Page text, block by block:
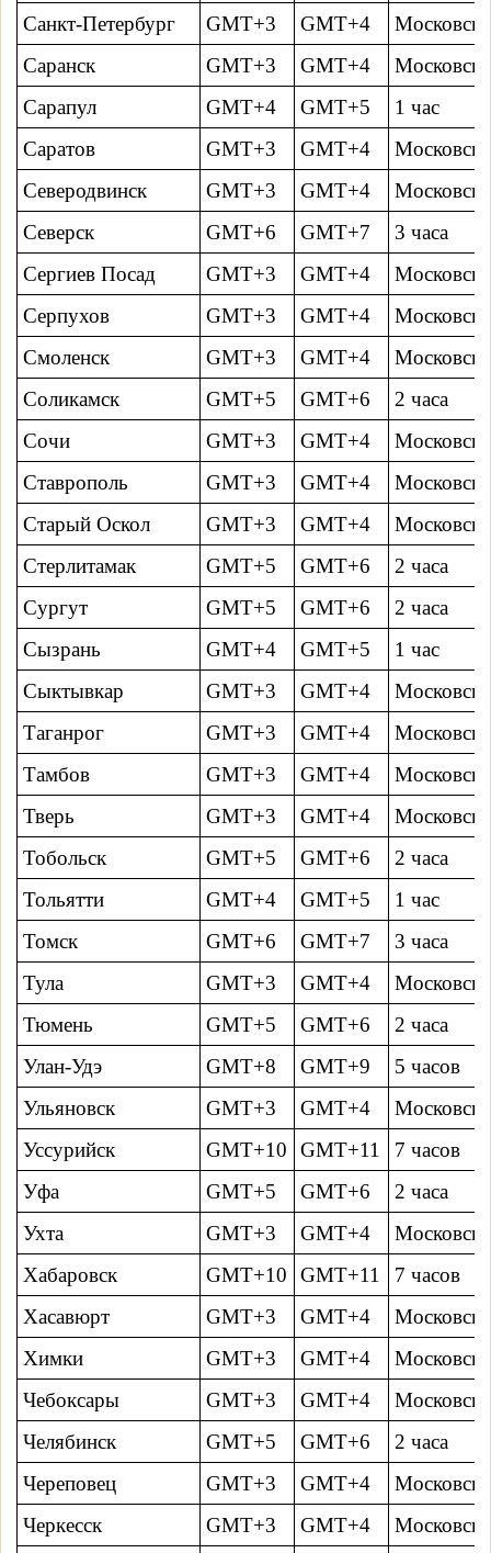
Санкт-Петербург GMT+3 GMT+4
Саранск
GMT+3 GMT+4
Сарапул
GMT+4 GMT+5
1 час
Саратов
GMT+3 GMT+4
Северодвинск
GMT+3 GMT+4
Северск
GMT+6 GMT+7
3 часa
Сергиев Посад
GMT+3 GMT+4
Серпухов
GMT+3 GMT+4
Смоленск
GMT+3 GMT+4
Соликамск
GMT+5 GMT+6
2 часa
Сочи
GMT+3 GMT+4
Ставрополь
GMT+3 GMT+4
Старый Оскол
GMT+3 GMT+4
Стерлитамак
GMT+5 GMT+6
2 часa
Сургут
GMT+5 GMT+6
2 часa
Сызрань
GMT+4 GMT+5
1 час
Сыктывкар
GMT+3 GMT+4
Таганрог
GMT+3 GMT+4
Тамбов
GMT+3 GMT+4
Тверь
GMT+3 GMT+4
Тобольск
GMT+5 GMT+6
2 часa
Тольятти
GMT+4 GMT+5
1 час
Томск
GMT+6 GMT+7
3 часa
Тула
GMT+3 GMT+4
Тюмень
GMT+5 GMT+6
2 часa
Улан-Удэ
GMT+8 GMT+9
5 часов
Ульяновск
GMT+3 GMT+4
Уссурийск
GMT+10 GMT+11
7 часов
Уфа
GMT+5 GMT+6
2 часa
Ухта
GMT+3 GMT+4
Хабаровск
GMT+10 GMT+11
7 часов
Хасавюрт
GMT+3 GMT+4
Химки
GMT+3 GMT+4
Чебоксары
GMT+3 GMT+4
Челябинск
GMT+5 GMT+6
2 часa
Череповец
GMT+3 GMT+4
Черкесск
GMT+3 GMT+4